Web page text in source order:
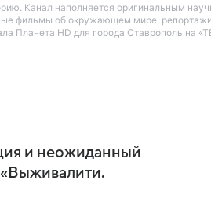
Канал наполняется оригинальным
фильмы об окружающем мире,
Планета HD для города Ставрополь на
и неожиданный
«Выживалити.